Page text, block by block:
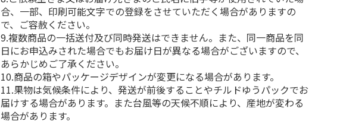
合、一部、印刷可能文字での登録をさせていただく場合がありますの
で、ご容赦ください。
9.複数商品の一括送付及び同時発送はできません。また、同一商品を同
日にお申込みされた場合でもお届け日が異なる場合がございますので、
あらかじめご了承ください。
10.商品の箱やパッケージデザインが変更になる場合があります。
11.果物は気候条件により、発送が前後することやチルドゆうパックでお
届けする場合があります。また台風等の天候不順により、産地が変わる
場合があります。